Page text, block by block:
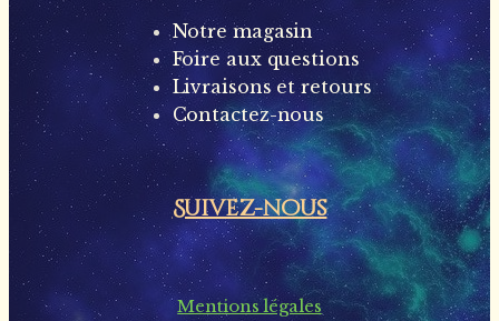
Notre magasin
Foire aux questions
Livraisons et retours
Contactez-nous
Suivez-nous
Mentions légales